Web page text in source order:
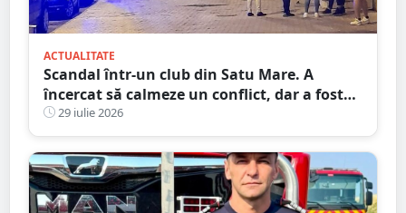
ACTUALITATE
Scandal într-un club din Satu Mare. A
încercat să calmeze un conflict, dar a fost
pus la pământ cu un singur pumn
29 iulie 2026